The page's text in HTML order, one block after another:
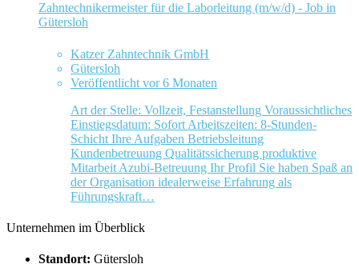
Zahntechnikermeister für die Laborleitung (m/w/d) - Job in
Gütersloh
Katzer Zahntechnik GmbH
Gütersloh
Veröffentlicht vor 6 Monaten
Art der Stelle: Vollzeit, Festanstellung Voraussichtliches
Einstiegsdatum: Sofort Arbeitszeiten: 8-Stunden-
Schicht Ihre Aufgaben Betriebsleitung
Kundenbetreuung Qualitätssicherung produktive
Mitarbeit Azubi-Betreuung Ihr Profil Sie haben Spaß an
der Organisation idealerweise Erfahrung als
Führungskraft…
Unternehmen im Überblick
Standort: Gütersloh